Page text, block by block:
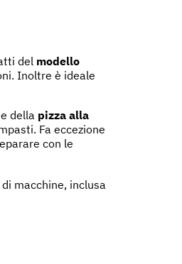
del modello
Inoltre è ideale
della pizza alla
Fa eccezione
con le
macchine, inclusa